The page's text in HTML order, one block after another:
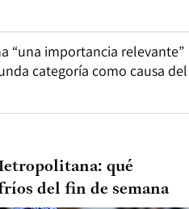
“una importancia relevante”
categoría como causa del
qué
del fin de semana